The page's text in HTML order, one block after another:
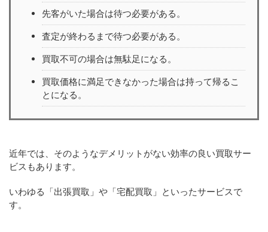
先客がいた場合は待つ必要がある。
査定が終わるまで待つ必要がある。
買取不可の場合は無駄足になる。
買取価格に満足できなかった場合は持って帰るこ
とになる。
近年では、そのようなデメリットがない効率の良い買取サー
ビスもあります。
いわゆる「出張買取」や「宅配買取」といったサービスで
す。